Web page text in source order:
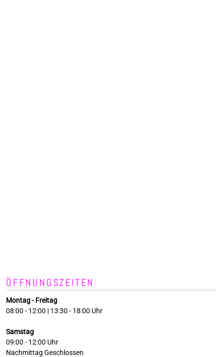
ÖFFNUNGSZEITEN
Montag - Freitag
08:00 - 12:00 | 13:30 - 18:00 Uhr
Samstag
09:00 - 12:00 Uhr
Nachmittag Geschlossen